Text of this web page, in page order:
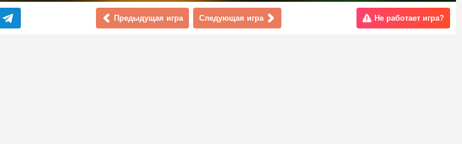
Предыдущая игра Следующая игра Не работает игра?